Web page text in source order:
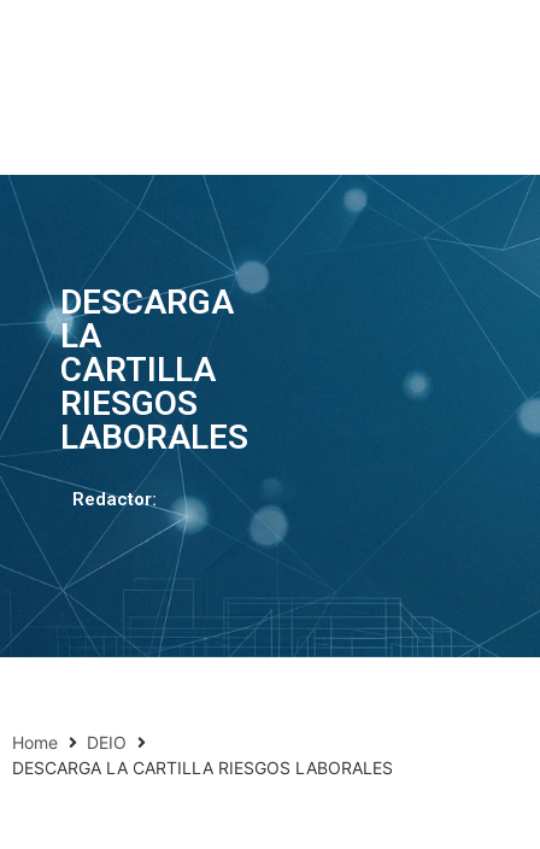
DESCARGA
LA
CARTILLA
RIESGOS
LABORALES
Redactor:
Home
DEIO
DESCARGA LA CARTILLA RIESGOS LABORALES